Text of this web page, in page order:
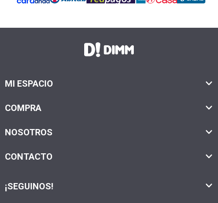
MI ESPACIO
COMPRA
NOSOTROS
CONTACTO
¡SEGUINOS!